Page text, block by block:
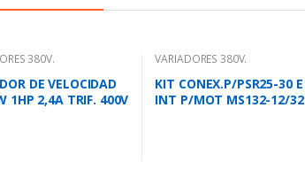
380V.
DE VELOCIDAD
1HP 2,4A TRIF. 400V
VARIADORES 380V.
KIT CONEX.P/PSR25-30 E
INT P/MOT MS132-12/32